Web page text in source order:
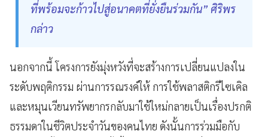
ที่พร้อมจะก้าวไปสู่อนาคตที่ยั่งยืนร่วมกัน” ศิริพร
กล่าว
นอกจากนี้ โครงการยังมุ่งหวังที่จะสร้างการเปลี่ยนแปลงใน
ระดับพฤติกรรม ผ่านการรณรงค์ให้ การใช้พลาสติกรีไซเคิล
และหมุนเวียนทรัพยากรกลับมาใช้ใหม่กลายเป็นเรื่องปรกติ
ธรรมดาในชีวิตประจำวันของคนไทย ดังนั้นการร่วมมือกับ